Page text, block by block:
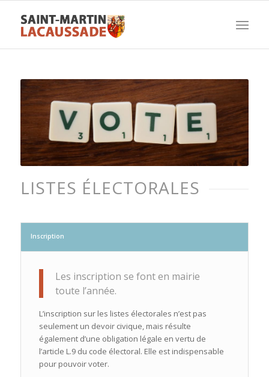
LISTES ÉLECTORALES
Inscription
Les inscription se font en mairie
toute l’année.
L’inscription sur les listes électorales n’est pas
seulement un devoir civique, mais résulte
également d’une obligation légale en vertu de
l’article L.9 du code électoral. Elle est indispensable
pour pouvoir voter.